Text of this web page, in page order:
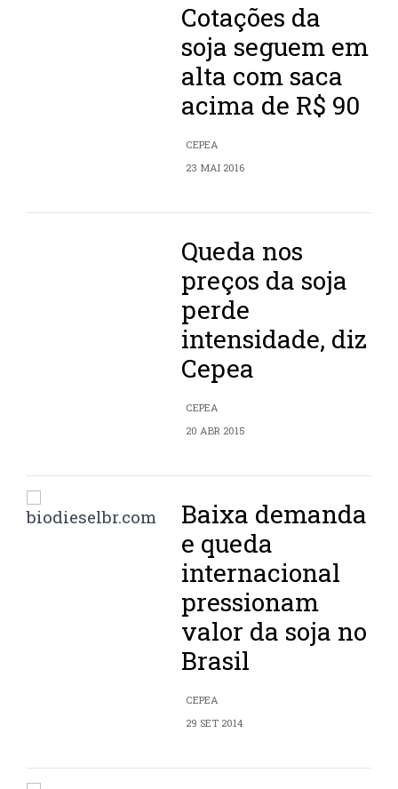
Cotações da
soja seguem em
alta com saca
acima de R$ 90
CEPEA
23 MAI 2016
Queda nos
preços da soja
perde
intensidade, diz
Cepea
CEPEA
20 ABR 2015
Baixa demanda
e queda
internacional
pressionam
valor da soja no
Brasil
CEPEA
29 SET 2014